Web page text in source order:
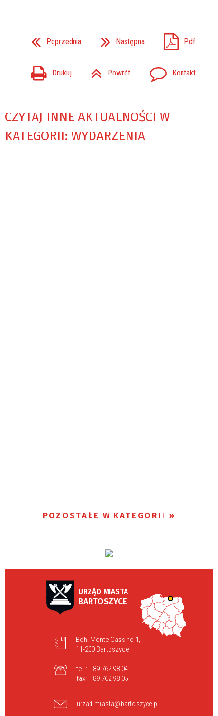
Poprzednia Następna Pdf
Drukuj Powrót Kontakt
CZYTAJ INNE AKTUALNOŚCI W
KATEGORII: WYDARZENIA
POZOSTAŁE W KATEGORII
URZĄD MIASTA
BARTOSZYCE
Boh. Monte Cassino 1,
11-200 Bartoszyce
tel.:
89 762 98 04
fax:
89 762 98 05
urzad.miasta@bartoszyce.pl